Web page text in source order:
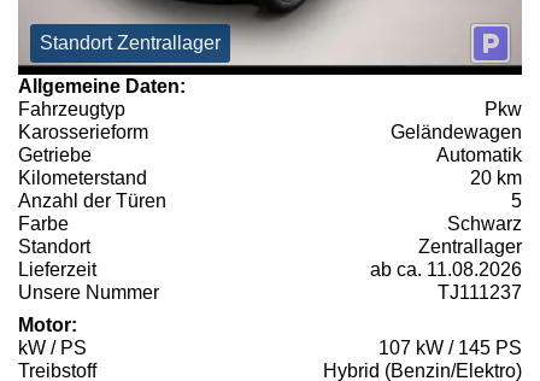
Standort Zentrallager
Allgemeine Daten:
Fahrzeugtyp
Pkw
Karosserieform
Geländewagen
Getriebe
Automatik
Kilometerstand
20 km
Anzahl der Türen
5
Farbe
Schwarz
Standort
Zentrallager
Lieferzeit
ab ca. 11.08.2026
Unsere Nummer
TJ111237
Motor:
kW / PS
107 kW / 145 PS
Treibstoff
Hybrid (Benzin/Elektro)